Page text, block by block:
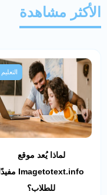
الأكثر مشاهدة
التعليم
لماذا يُعد موقع
Imagetotext.info مفيدًا
للطلاب؟